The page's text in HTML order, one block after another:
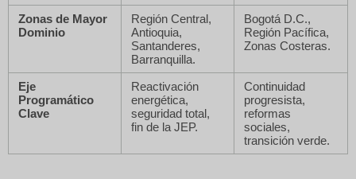
Zonas de Mayor
Dominio
Región Central,
Antioquia,
Santanderes,
Barranquilla.
Bogotá D.C.,
Región Pacífica,
Zonas Costeras.
Eje
Programático
Clave
Reactivación
energética,
seguridad total,
fin de la JEP.
Continuidad
progresista,
reformas
sociales,
transición verde.